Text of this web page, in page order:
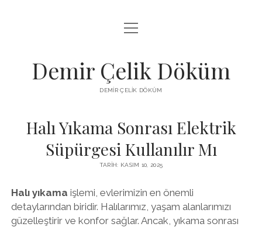
LISTE
ŞIFRESIZ INSTAGRAM BEĞENI KASMA
menüyü
aç
Demir Çelik Döküm
DEMIR ÇELIK DÖKÜM
Halı Yıkama Sonrası Elektrik
Süpürgesi Kullanılır Mı
TARIH: KASIM 10, 2025
Halı yıkama işlemi, evlerimizin en önemli
detaylarından biridir. Halılarımız, yaşam alanlarımızı
güzelleştirir ve konfor sağlar. Ancak, yıkama sonrası